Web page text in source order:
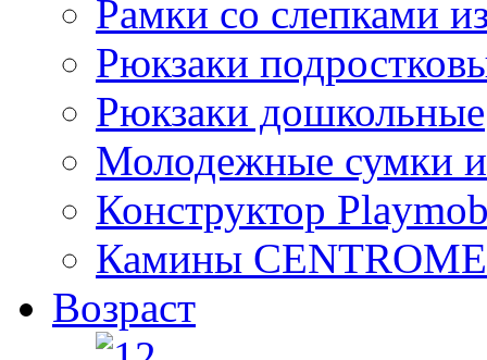
Рамки со слепками
Рюкзаки
Рюкзаки дошкольные
Молодежные сумки
Конструктор
Камины
Возраст